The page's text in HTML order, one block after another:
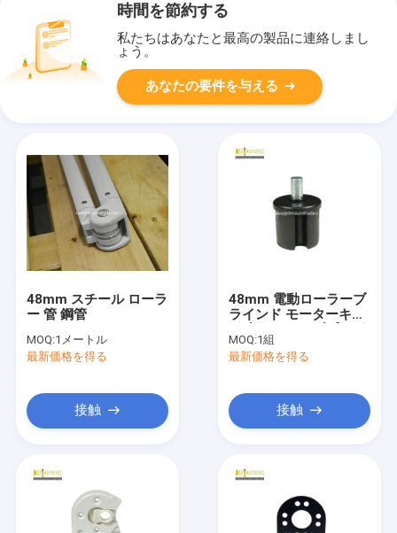
時間を節約する
私たちはあなたと最高の製品に連絡しまし
ょう。
あなたの要件を与える
48mm スチール ローラ
ー 管 鋼管
MOQ:1メートル
最新価格を得る
接触
48mm 電動ローラーブ
ラインド モーターキッ
アウイングフレーム ハ
ードウェア
MOQ:1組
最新価格を得る
接触